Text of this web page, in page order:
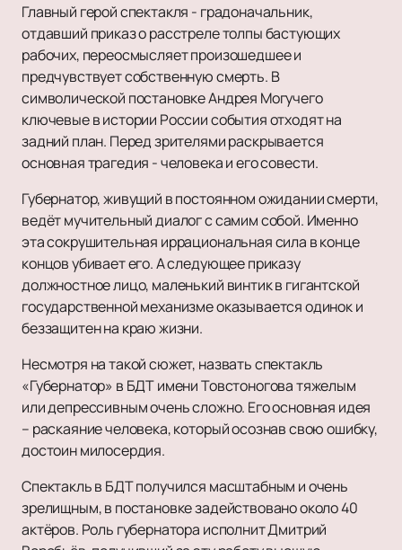
Главный герой спектакля - градоначальник,
отдавший приказ о расстреле толпы бастующих
рабочих, переосмысляет произошедшее и
предчувствует собственную смерть. В
символической постановке Андрея Могучего
ключевые в истории России события отходят на
задний план. Перед зрителями раскрывается
основная трагедия - человека и его совести.
Губернатор, живущий в постоянном ожидании смерти,
ведёт мучительный диалог с самим собой. Именно
эта сокрушительная иррациональная сила в конце
концов убивает его. А следующее приказу
должностное лицо, маленький винтик в гигантской
государственной механизме оказывается одинок и
беззащитен на краю жизни.
Несмотря на такой сюжет, назвать спектакль
«Губернатор» в БДТ имени Товстоногова тяжелым
или депрессивным очень сложно. Его основная идея
– раскаяние человека, который осознав свою ошибку,
достоин милосердия.
Спектакль в БДТ получился масштабным и очень
зрелищным, в постановке задействовано около 40
актёров. Роль губернатора исполнит Дмитрий